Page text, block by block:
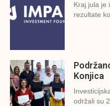
Kraj jula je
rezultate
Konjica
održali su